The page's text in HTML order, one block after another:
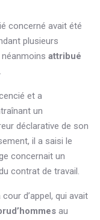
concerné avait été
plusieurs
attribué
et a
un
déclarative de son
il a saisi le
concernait un
contrat de travail.
d’appel, qui avait
au